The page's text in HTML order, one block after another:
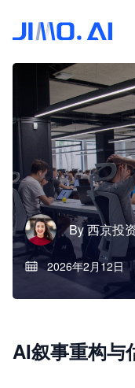
By西京投
2026年2月12日
AI叙事重构与